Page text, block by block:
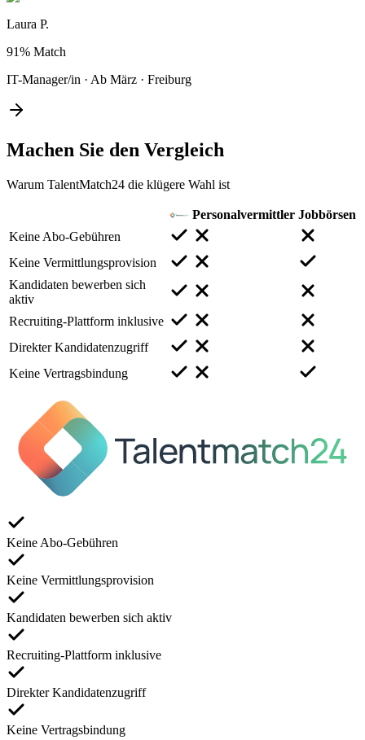
Laura P.
91% Match
IT-Manager/in · Ab März · Freiburg
Machen Sie den Vergleich
Warum TalentMatch24 die klügere Wahl ist
Personalvermittler Jobbörsen
Keine Abo-Gebühren
Keine Vermittlungsprovision
Kandidaten bewerben sich
aktiv
Recruiting-Plattform inklusive
Direkter Kandidatenzugriff
Keine Vertragsbindung
Keine Abo-Gebühren
Keine Vermittlungsprovision
Kandidaten bewerben sich aktiv
Recruiting-Plattform inklusive
Direkter Kandidatenzugriff
Keine Vertragsbindung